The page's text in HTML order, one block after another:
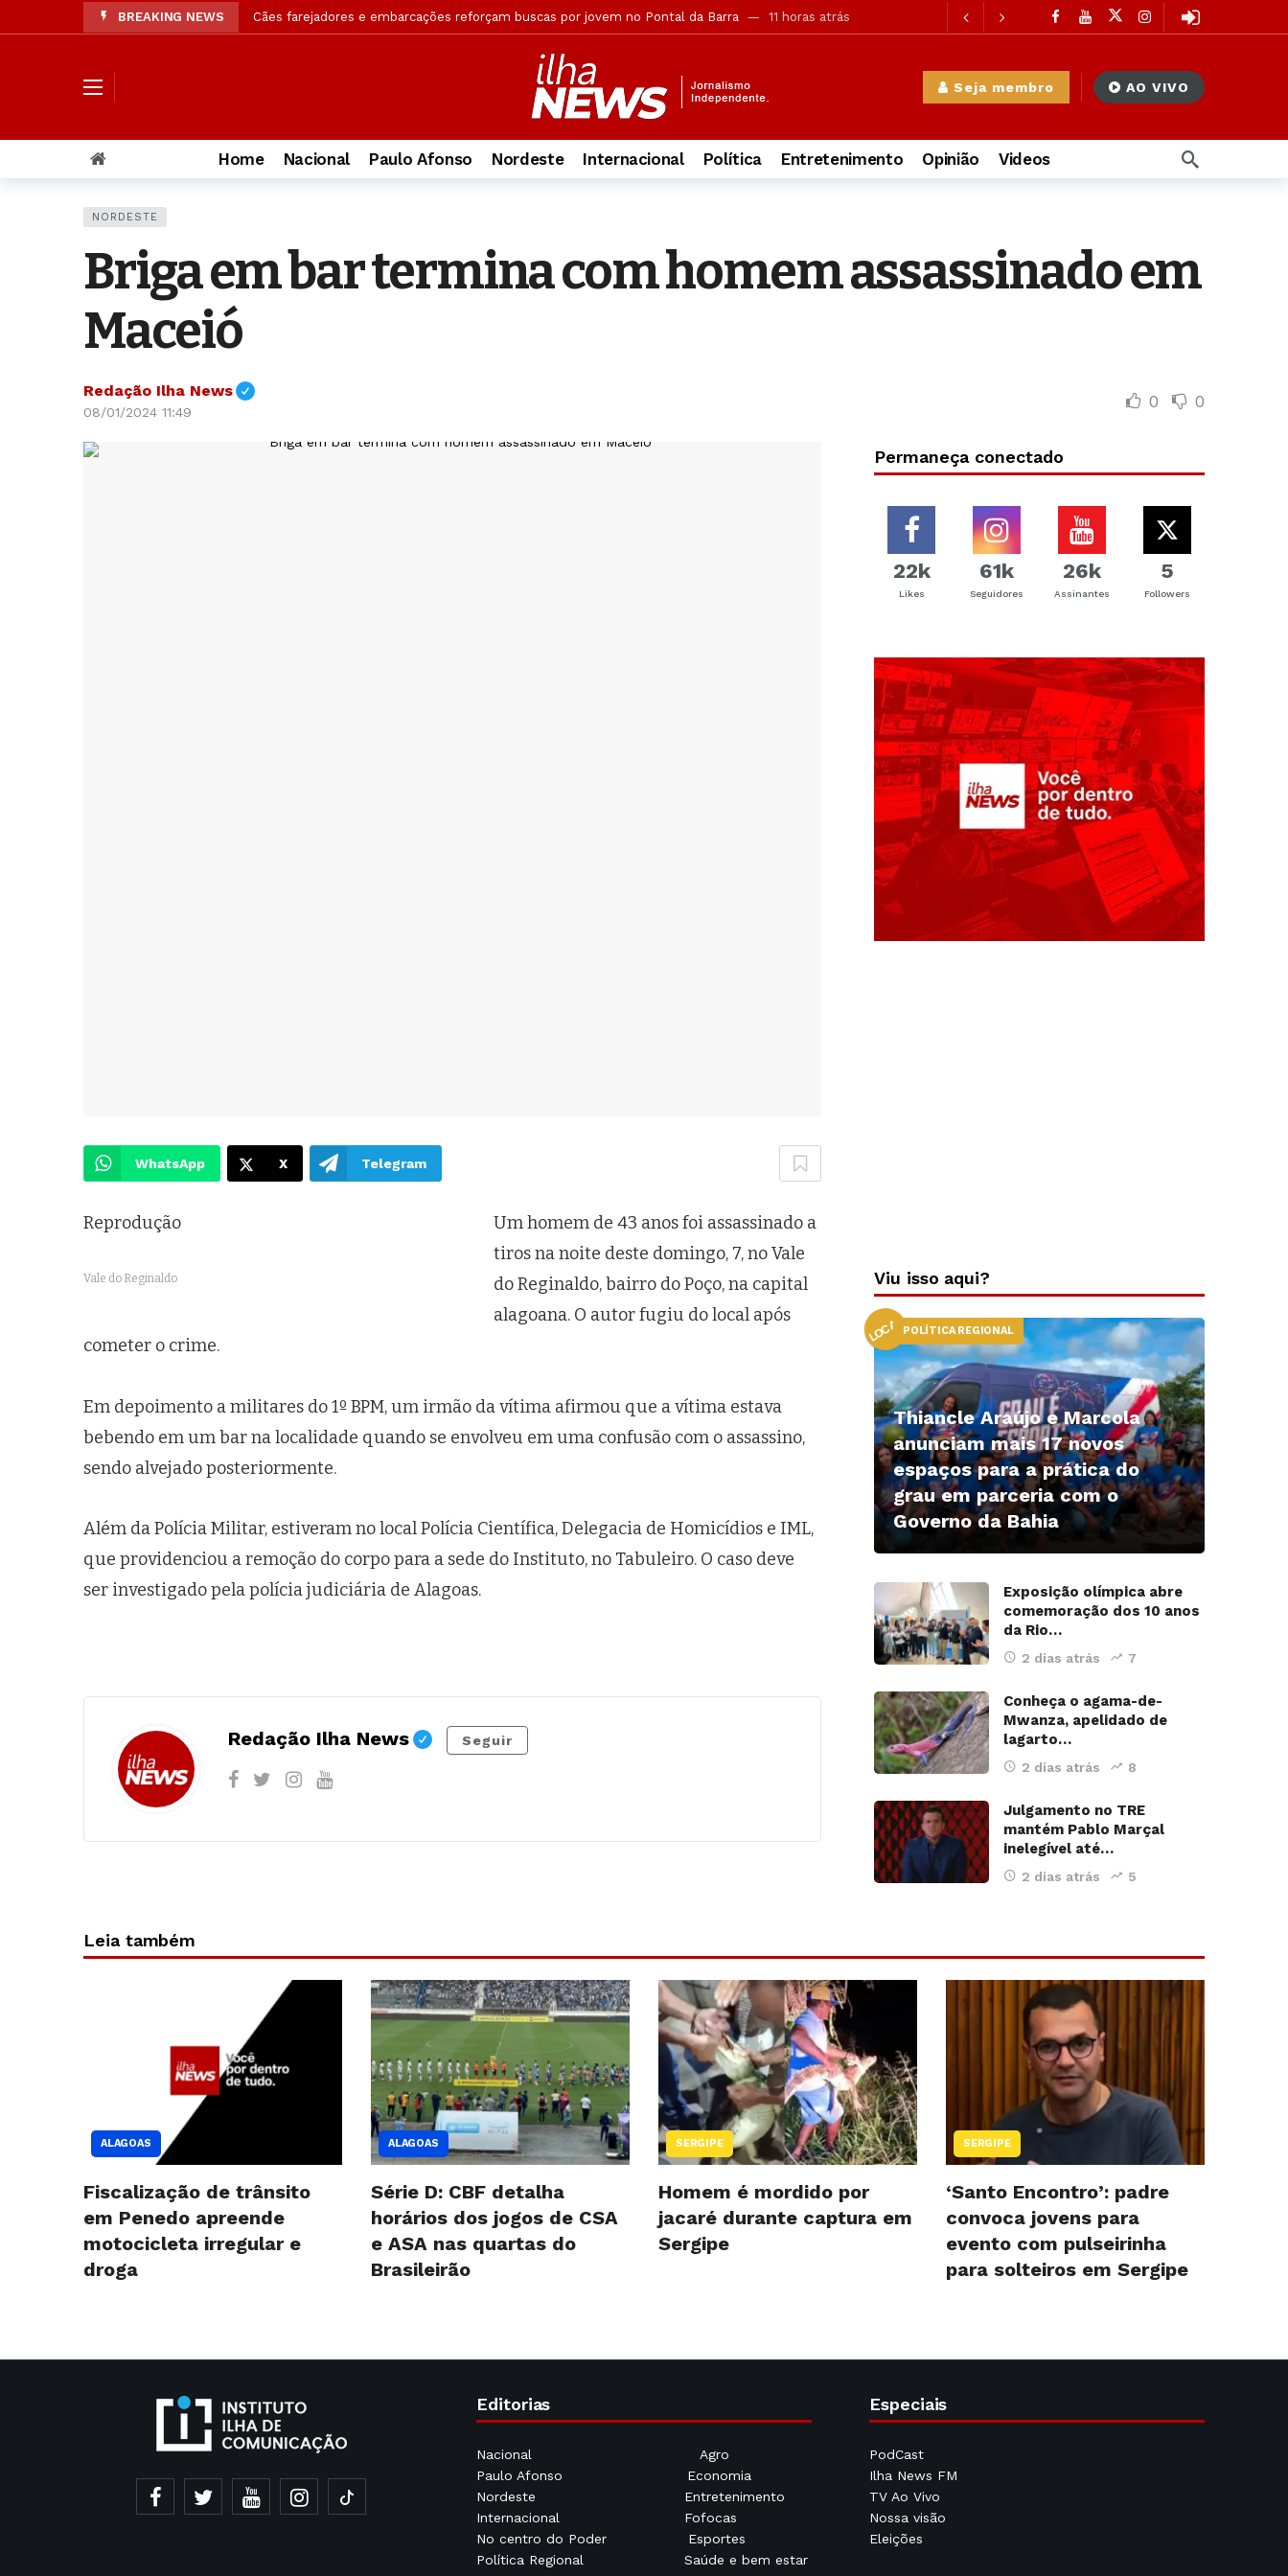
BREAKING NEWS Confira resultado final da prova objetiva do concurso da Guarda Municipal 11 horas atrás
OAB/AL solicita à PC ampliação do funcionamento das Delegacias Especializadas de Atendimento à Mulher
Jaques Wagner ironiza notícia sobre suposto uso de IA em plano de governo de ACM Neto
Elmar Nascimento diz que houve erro em autodeclaração no TSE 11 horas atrás
Justiça rejeita pedido de ACM Neto para tirar Política ao Vivo do ar 11 horas atrás
Acusada de matar PM, muda versão, mas acusação desmonta tese de legítima defesa 11 horas atrás
Seja membro AO VIVO
Home Nacional Paulo Afonso Nordeste Internacional Política Entretenimento Opinião Videos
NORDESTE
Briga em bar termina com homem assassinado em
Maceió
Redação Ilha News
08/01/2024 11:49
0 0
WhatsApp X Telegram
Reprodução
Vale do Reginaldo
Um homem de 43 anos foi assassinado a
tiros na noite deste domingo, 7, no Vale
do Reginaldo, bairro do Poço, na capital
alagoana. O autor fugiu do local após
cometer o crime.
Em depoimento a militares do 1º BPM, um irmão da vítima afirmou que a vítima estava
bebendo em um bar na localidade quando se envolveu em uma confusão com o assassino,
sendo alvejado posteriormente.
Além da Polícia Militar, estiveram no local Polícia Científica, Delegacia de Homicídios e IML,
que providenciou a remoção do corpo para a sede do Instituto, no Tabuleiro. O caso deve
ser investigado pela polícia judiciária de Alagoas.
Redação Ilha News Seguir
Permaneça conectado
22k
Likes
61k
Seguidores
26k
Assinantes
5
Followers
Viu isso aqui?
LOCALPOLÍTICA REGIONAL
Thiancle Araújo e Marcola
anunciam mais 17 novos
espaços para a prática do
grau em parceria com o
Governo da Bahia
Exposição olímpica abre
comemoração dos 10 anos
da Rio…
2 dias atrás 7
Conheça o agama-de-
Mwanza, apelidado de
lagarto…
2 dias atrás 8
Julgamento no TRE
mantém Pablo Marçal
inelegível até…
2 dias atrás 5
Leia também
ALAGOAS
Fiscalização de trânsito
em Penedo apreende
motocicleta irregular e
droga
ALAGOAS
Série D: CBF detalha
horários dos jogos de CSA
e ASA nas quartas do
Brasileirão
SERGIPE
Homem é mordido por
jacaré durante captura em
Sergipe
SERGIPE
‘Santo Encontro’: padre
convoca jovens para
evento com pulseirinha
para solteiros em Sergipe
Editorias
Nacional
Agro
Paulo Afonso
Economia
Nordeste
Entretenimento
Internacional
Fofocas
No centro do Poder
Esportes
Política Regional
Saúde e bem estar
Especiais
PodCast
Ilha News FM
TV Ao Vivo
Nossa visão
Eleições